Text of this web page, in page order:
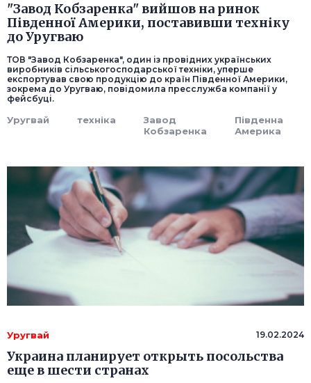
"Завод Кобзаренка" вийшов на ринок
Південної Америки, поставивши техніку
до Уругваю
ТОВ "Завод Кобзаренка", один із провідних українських
виробників сільськогосподарської техніки, уперше
експортував свою продукцію до країн Південної Америки,
зокрема до Уругваю, повідомила пресслужба компанії у
фейсбуці.
Уругвай техніка
Завод
Кобзаренка
Південна
Америка
Уругвай 19.02.2024
Украина планирует открыть посольства
еще в шести странах